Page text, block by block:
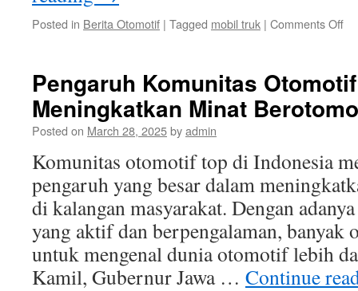
Posted in Berita Otomotif | Tagged mobil truk | Comments Offon
Pengaruh Komunitas
Meningkatkan Minat
Posted on March 28, 2025byadmin
Komunitas otomotif top di Indonesia
pengaruh yang besar dalam
di kalangan masyarakat. Dengan
yang aktif dan berpengalaman,
untuk mengenal dunia otomotif lebih
Kamil, Gubernur Jawa … Continue